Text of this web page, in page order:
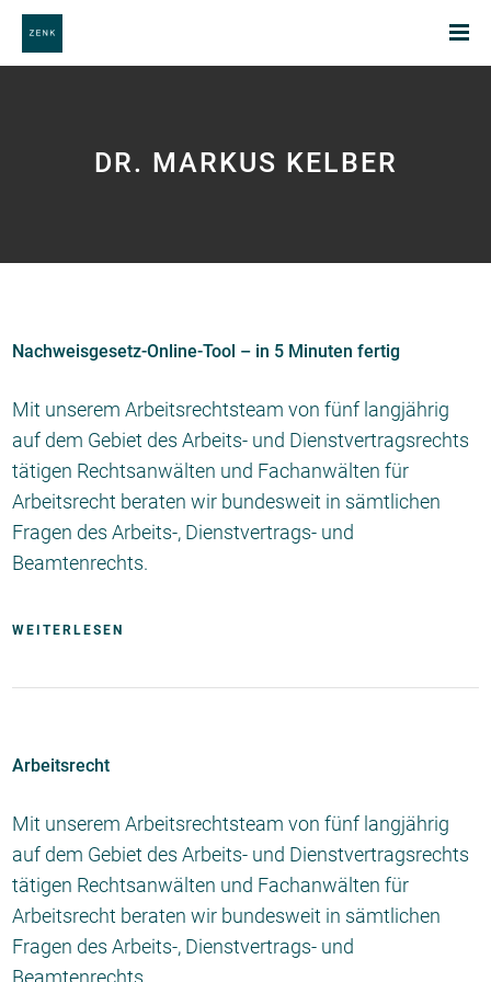
DR. MARKUS KELBER
Nachweisgesetz-Online-Tool – in 5 Minuten fertig
Mit unserem Arbeitsrechtsteam von fünf langjährig
auf dem Gebiet des Arbeits- und Dienstvertragsrechts
tätigen Rechtsanwälten und Fachanwälten für
Arbeitsrecht beraten wir bundesweit in sämtlichen
Fragen des Arbeits-, Dienstvertrags- und
Beamtenrechts.
WEITERLESEN
Arbeitsrecht
Mit unserem Arbeitsrechtsteam von fünf langjährig
auf dem Gebiet des Arbeits- und Dienstvertragsrechts
tätigen Rechtsanwälten und Fachanwälten für
Arbeitsrecht beraten wir bundesweit in sämtlichen
Fragen des Arbeits-, Dienstvertrags- und
Beamtenrechts.